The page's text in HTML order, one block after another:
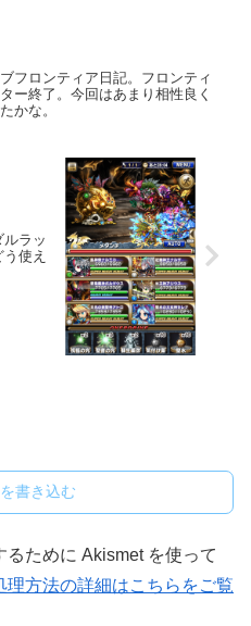
フロンティア日記。フロンティ
ー終了。今回はあまり相性良く
かな。
ラッ
使え
書き込む
ために Akismet を使って
理方法の詳細はこちらをご覧